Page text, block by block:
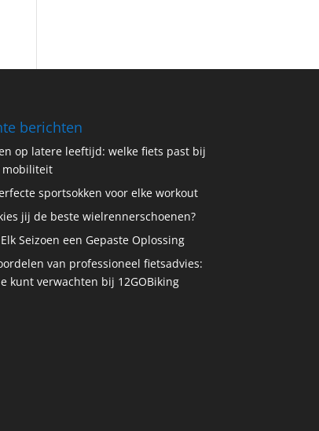
berichten
op latere leeftijd: welke fiets past bij
mobiliteit
sportsokken voor elke workout
jij de beste wielrennerschoenen?
Seizoen een Gepaste Oplossing
van professioneel fietsadvies:
kunt verwachten bij 12GOBiking